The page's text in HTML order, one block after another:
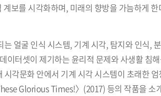
보를 시각화하며, 미래의 향방을 가늠하게 한
얼굴 인식 시스템, 기계 시각, 탐지와 인식,
이터셋이 제기하는 윤리적 문제와 사생활 침
각문화 안에서 기계 시각 시스템이 초래한
Glorious Times!〉(2017) 등의 작품을 소